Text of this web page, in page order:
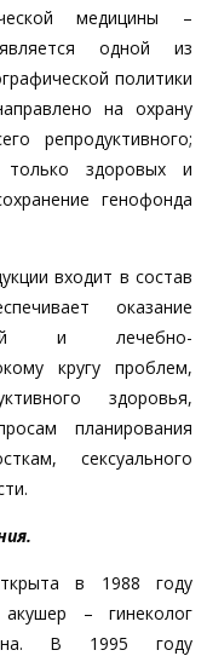
медицины –
одной из
политики
на охрану
репродуктивного;
только здоровых и
генофонда
входит в состав
оказание
и лечебно-
кругу проблем,
здоровья,
планирования
сексуального
в 1988 году
– гинеколог
В 1995 году